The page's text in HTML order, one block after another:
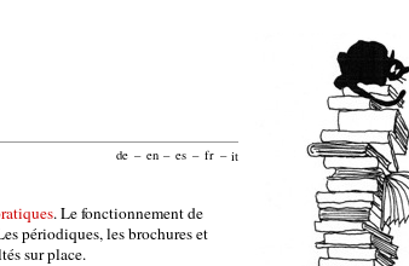
de – en – es – fr – it
. Le fonctionnement de
périodiques, les brochures et
sur place.